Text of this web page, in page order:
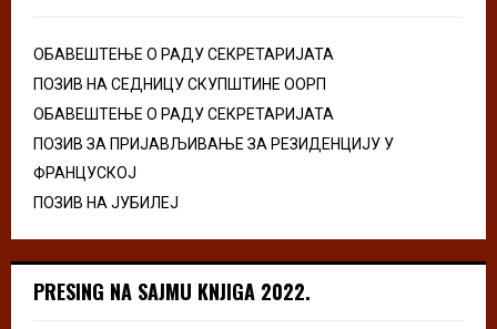
ОБАВЕШТЕЊЕ О РАДУ СЕКРЕТАРИЈАТА
ПОЗИВ НА СЕДНИЦУ СКУПШТИНЕ ООРП
ОБАВЕШТЕЊЕ О РАДУ СЕКРЕТАРИЈАТА
ПОЗИВ ЗА ПРИЈАВЉИВАЊЕ ЗА РЕЗИДЕНЦИЈУ У
ФРАНЦУСКОЈ
ПОЗИВ НА ЈУБИЛЕЈ
PRESING NA SAJMU KNJIGA 2022.